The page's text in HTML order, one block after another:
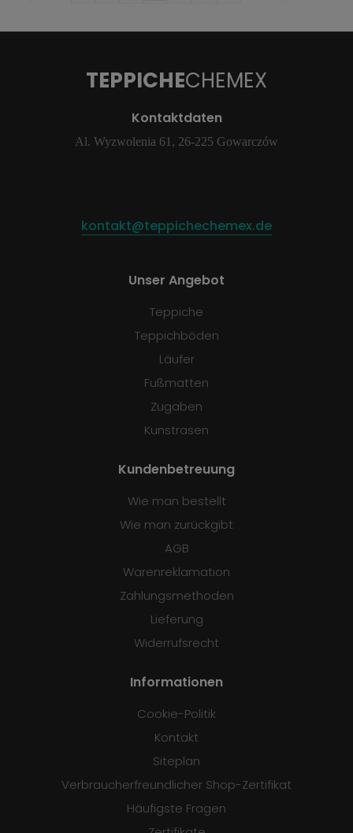
TEPPICHECHEMEX
Kontaktdaten
Al. Wyzwolenia 61, 26-225 Gowarczów
kontakt@teppichechemex.de
Unser Angebot
Teppiche
Teppichböden
Läufer
Fußmatten
Zugaben
Kunstrasen
Kundenbetreuung
Wie man bestellt
Wie man zurückgibt
AGB
Warenreklamation
Zahlungsmethoden
Lieferung
Widerrufsrecht
Informationen
Cookie-Politik
Kontakt
Siteplan
Verbraucherfreundlicher Shop-Zertifikat
Häufigste Fragen